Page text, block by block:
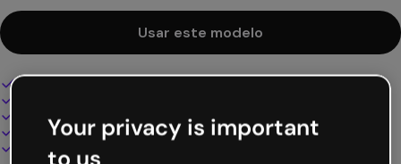
Usar este modelo
Design interativo e animado
Adicione áudio, vídeo e multimídia
Apresente, compartilhe ou publique online
Baixe em PDF, MP4 e outros formatos
Your privacy is important